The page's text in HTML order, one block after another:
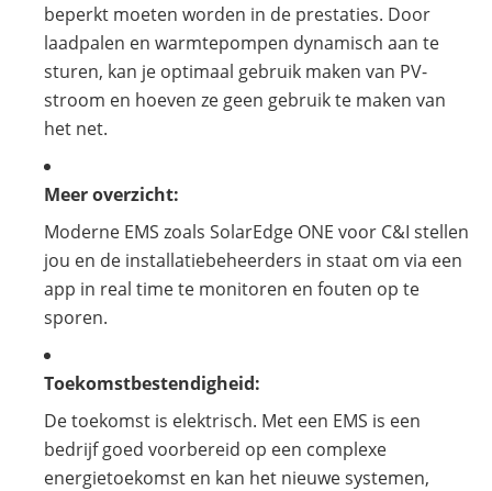
beperkt moeten worden in de prestaties. Door
laadpalen en warmtepompen dynamisch aan te
sturen, kan je optimaal gebruik maken van PV-
stroom en hoeven ze geen gebruik te maken van
het net.
Meer overzicht:
Moderne EMS zoals SolarEdge ONE voor C&I stellen
jou en de installatiebeheerders in staat om via een
app in real time te monitoren en fouten op te
sporen.
Toekomstbestendigheid:
De toekomst is elektrisch. Met een EMS is een
bedrijf goed voorbereid op een complexe
energietoekomst en kan het nieuwe systemen,